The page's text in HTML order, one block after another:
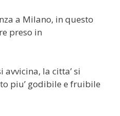
a Milano, in questo
preso in
avvicina, la citta’ si
piu’ godibile e fruibile